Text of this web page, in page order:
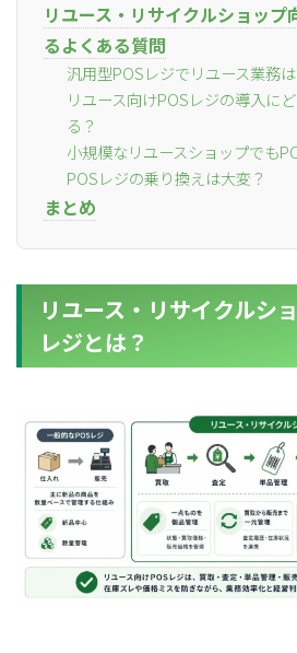
リユース・リサイクルショップ
るよくある質問
汎用型POSレジでリユース業務
リユース向けPOSレジの導入に
る？
小規模なリユースショップでも
POSレジの乗り換えは大変？
まとめ
リユース・リサイクルシ
レジとは？